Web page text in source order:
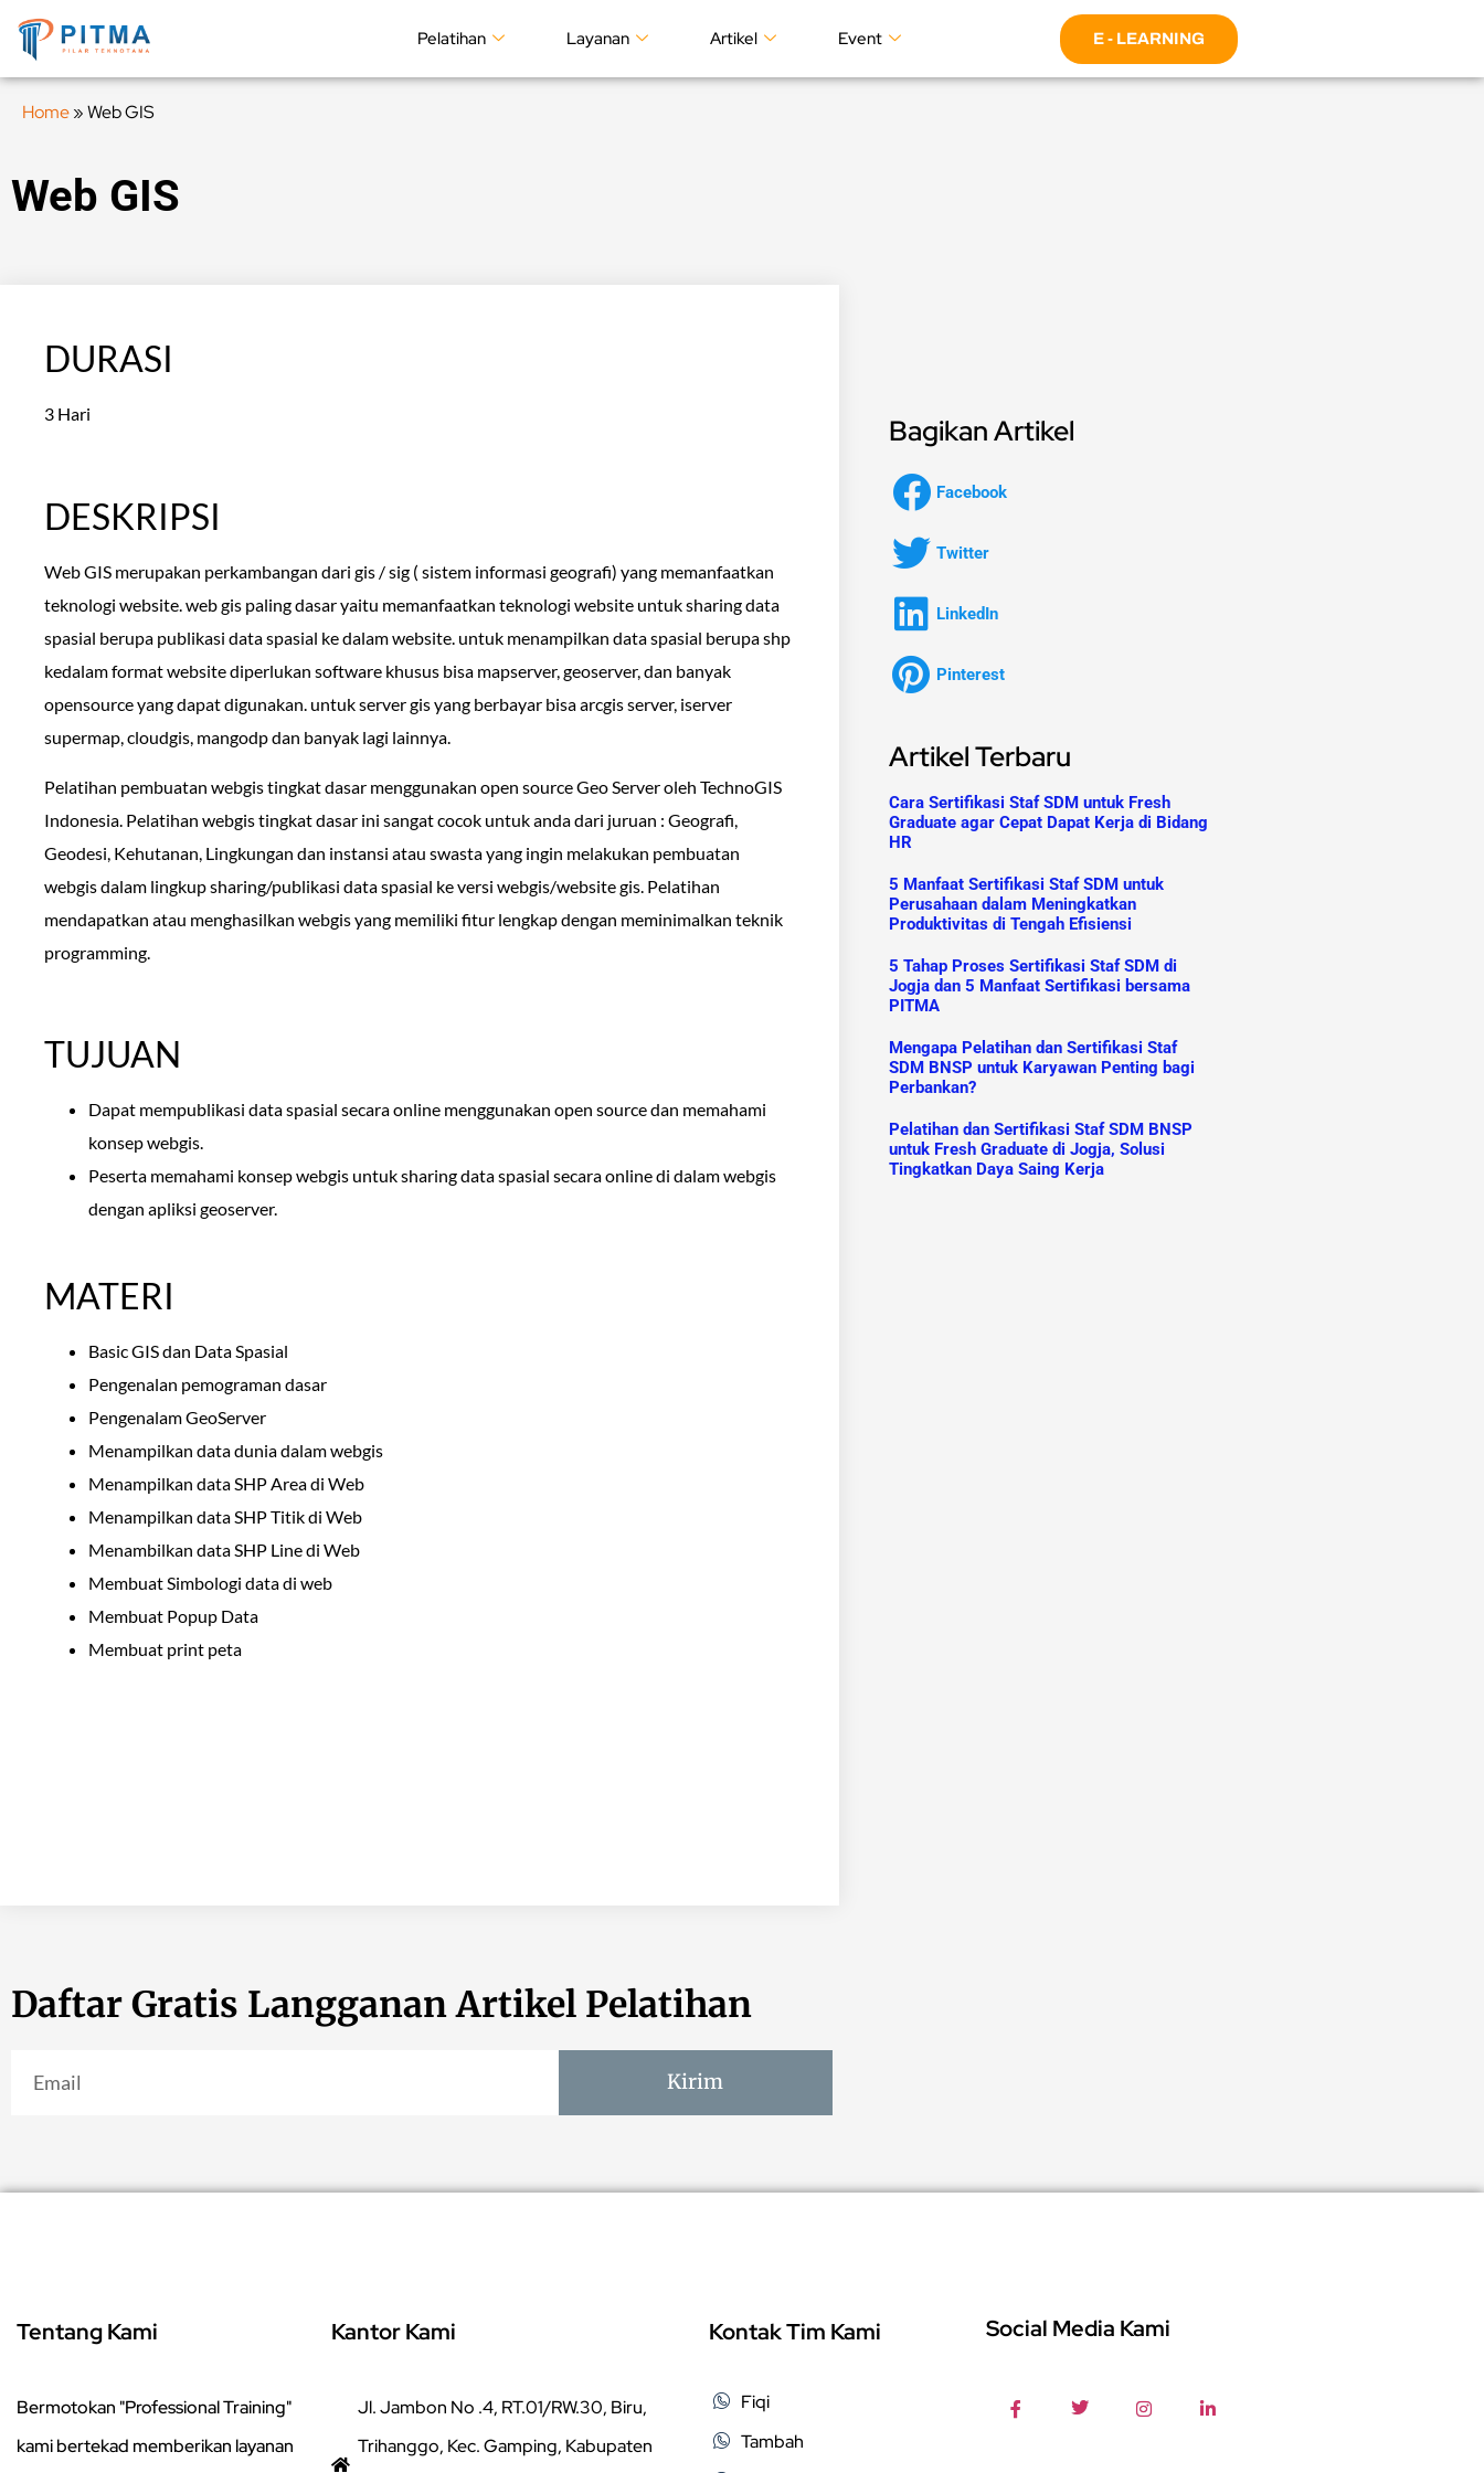
Pelatihan Layanan Artikel Event E - LEARNING
Home»Web GIS
Web GIS
DURASI
3 Hari
DESKRIPSI
Web GIS merupakan perkambangan dari gis / sig ( sistem informasi geografi) yang memanfaatkan
teknologi website. web gis paling dasar yaitu memanfaatkan teknologi website untuk sharing data
spasial berupa publikasi data spasial ke dalam website. untuk menampilkan data spasial berupa shp
kedalam format website diperlukan software khusus bisa mapserver, geoserver, dan banyak
opensource yang dapat digunakan. untuk server gis yang berbayar bisa arcgis server, iserver
supermap, cloudgis, mangodp dan banyak lagi lainnya.
Pelatihan pembuatan webgis tingkat dasar menggunakan open source Geo Server oleh TechnoGIS
Indonesia. Pelatihan webgis tingkat dasar ini sangat cocok untuk anda dari juruan : Geografi,
Geodesi, Kehutanan, Lingkungan dan instansi atau swasta yang ingin melakukan pembuatan
webgis dalam lingkup sharing/publikasi data spasial ke versi webgis/website gis. Pelatihan
mendapatkan atau menghasilkan webgis yang memiliki fitur lengkap dengan meminimalkan teknik
programming.
TUJUAN
Dapat mempublikasi data spasial secara online menggunakan open source dan memahami
konsep webgis.
Peserta memahami konsep webgis untuk sharing data spasial secara online di dalam webgis
dengan apliksi geoserver.
MATERI
Basic GIS dan Data Spasial
Pengenalan pemograman dasar
Pengenalam GeoServer
Menampilkan data dunia dalam webgis
Menampilkan data SHP Area di Web
Menampilkan data SHP Titik di Web
Menambilkan data SHP Line di Web
Membuat Simbologi data di web
Membuat Popup Data
Membuat print peta
Bagikan Artikel
Facebook
Twitter
LinkedIn
Pinterest
Artikel Terbaru
Cara Sertifikasi Staf SDM untuk Fresh
Graduate agar Cepat Dapat Kerja di Bidang
HR
5 Manfaat Sertifikasi Staf SDM untuk
Perusahaan dalam Meningkatkan
Produktivitas di Tengah Efisiensi
5 Tahap Proses Sertifikasi Staf SDM di
Jogja dan 5 Manfaat Sertifikasi bersama
PITMA
Mengapa Pelatihan dan Sertifikasi Staf
SDM BNSP untuk Karyawan Penting bagi
Perbankan?
Pelatihan dan Sertifikasi Staf SDM BNSP
untuk Fresh Graduate di Jogja, Solusi
Tingkatkan Daya Saing Kerja
Daftar Gratis Langganan Artikel Pelatihan
Kirim
Tentang Kami
Bermotokan "Professional Training"
kami bertekad memberikan layanan
Kantor Kami
Jl. Jambon No .4, RT.01/RW.30, Biru,
Trihanggo, Kec. Gamping, Kabupaten
Kontak Tim Kami
Fiqi
Tambah
Social Media Kami